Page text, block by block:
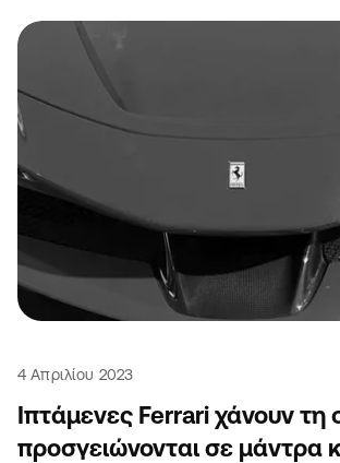
4 Απριλίου 2023
Ιπτάμενες Ferrari χάνουν τη
προσγειώνονται σε μάντρα